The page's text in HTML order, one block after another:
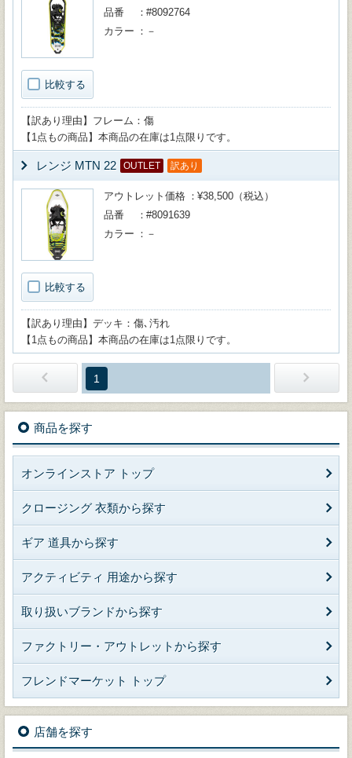
比較する
品番
#8092764
カラー
－
【訳あり理由】フレーム：傷
【1点もの商品】本商品の在庫は1点限りです。
レンジ MTN 22 OUTLET 訳あり
比較する
アウトレット価格
¥38,500（税込）
品番
#8091639
カラー
－
【訳あり理由】デッキ：傷､汚れ
【1点もの商品】本商品の在庫は1点限りです。
1
商品を探す
オンラインストア トップ
クロージング 衣類から探す
ギア 道具から探す
アクティビティ 用途から探す
取り扱いブランドから探す
ファクトリー・アウトレットから探す
フレンドマーケット トップ
店舗を探す